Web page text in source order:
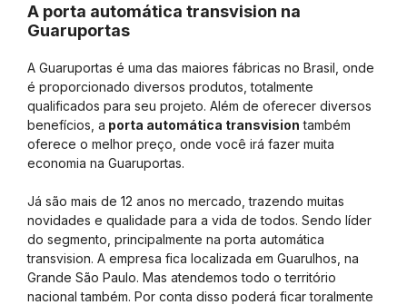
A porta automática transvision na
Guaruportas
A Guaruportas é uma das maiores fábricas no Brasil, onde
é proporcionado diversos produtos, totalmente
qualificados para seu projeto. Além de oferecer diversos
benefícios, a porta automática transvision também
oferece o melhor preço, onde você irá fazer muita
economia na Guaruportas.
Já são mais de 12 anos no mercado, trazendo muitas
novidades e qualidade para a vida de todos. Sendo líder
do segmento, principalmente na porta automática
transvision. A empresa fica localizada em Guarulhos, na
Grande São Paulo. Mas atendemos todo o território
nacional também. Por conta disso poderá ficar toralmente